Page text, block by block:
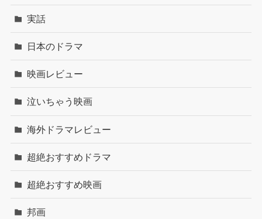
実話
日本のドラマ
映画レビュー
泣いちゃう映画
海外ドラマレビュー
超絶おすすめドラマ
超絶おすすめ映画
邦画